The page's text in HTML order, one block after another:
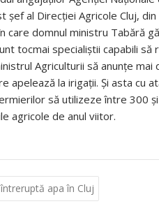
șef al Direcției Agricole Cluj,
care domnul ministru Tabără
tocmai specialiștii capabili
Agriculturii să anunțe
apelează la irigații. Și asta cu
să utilizeze între 300
agricole de anul viitor.
apa în Cluj